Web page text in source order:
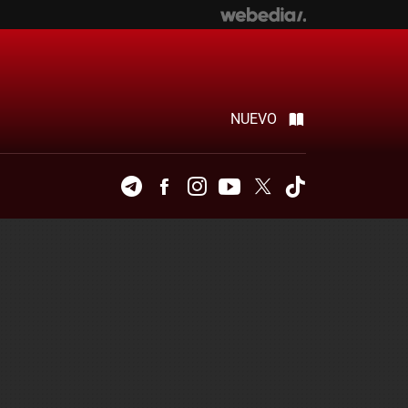
NUEVO
TelegramFacebookInstagramYoutubeTwitter